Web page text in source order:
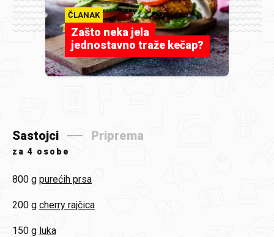
ČLANAK
Zašto neka jela
jednostavno traže kečap?
Sastojci Priprema
za 4 osobe
800 g purećih prsa
200 g cherry rajčica
150 g luka